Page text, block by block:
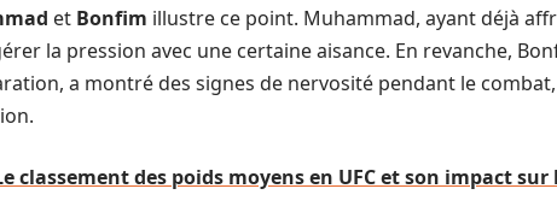
et Bonfim illustre ce point. Muhammad, ayant déjà
la pression avec une certaine aisance. En revanche,
a montré des signes de nervosité pendant le
classement des poids moyens en UFC et son impact